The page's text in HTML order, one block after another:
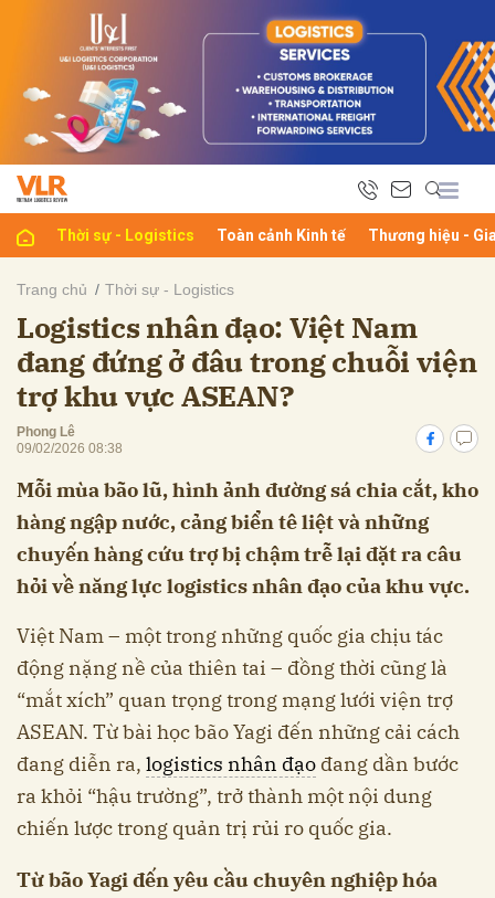
Thời sự - Logistics Toàn cảnh Kinh tế Thương hiệu -
Trang chủ Thời sự - Logistics
Logistics nhân đạo: Việt Nam
đang đứng ở đâu trong chuỗi viện
trợ khu vực ASEAN?
Phong Lê
09/02/2026 08:38
Mỗi mùa bão lũ, hình ảnh đường sá chia cắt, kho
hàng ngập nước, cảng biển tê liệt và những
chuyến hàng cứu trợ bị chậm trễ lại đặt ra câu
hỏi về năng lực logistics nhân đạo của khu vực.
Việt Nam – một trong những quốc gia chịu tác
động nặng nề của thiên tai – đồng thời cũng là
“mắt xích” quan trọng trong mạng lưới viện trợ
ASEAN. Từ bài học bão Yagi đến những cải cách
đang diễn ra, logistics nhân đạo đang dần bước
ra khỏi “hậu trường”, trở thành một nội dung
chiến lược trong quản trị rủi ro quốc gia.
Từ bão Yagi đến yêu cầu chuyên nghiệp hóa
luận
Hủy